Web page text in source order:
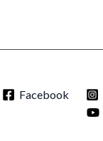
Facebook